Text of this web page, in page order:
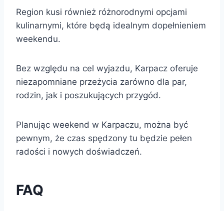
Region kusi również różnorodnymi opcjami
kulinarnymi, które będą idealnym dopełnieniem
weekendu.
Bez względu na cel wyjazdu, Karpacz oferuje
niezapomniane przeżycia zarówno dla par,
rodzin, jak i poszukujących przygód.
Planując weekend w Karpaczu, można być
pewnym, że czas spędzony tu będzie pełen
radości i nowych doświadczeń.
FAQ